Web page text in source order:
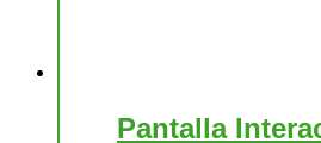
Pantalla